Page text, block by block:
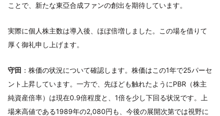
ことで、新たな東亞合成ファンの創出を期待しています。
実際に個人株主数は導入後、ほぼ倍増しました。この場を借りて
厚く御礼申し上げます。
守田 ：株価の状況について確認します。株価はこの1年で25パーセ
ント上昇しています。一方で、先ほども触れたようにPBR（株主
純資産倍率）は現在0.9倍程度と、1倍を少し下回る状況です。上
場来高値である1989年の2,080円も、今後の展開次第では視野に